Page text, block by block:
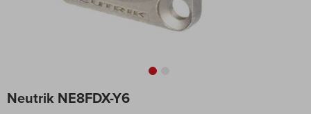
Neutrik NE8FDX-Y6
to